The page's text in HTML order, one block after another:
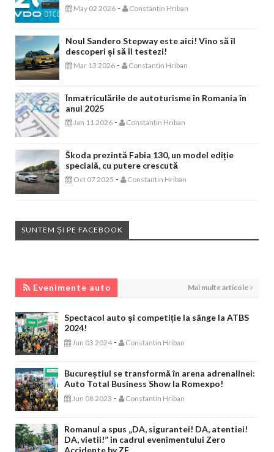
May 02 2026 - Constantin Hriban
Noul Sandero Stepway este aici! Vino să îl
descoperi și să îl testezi!
Mar 13 2026 - Constantin Hriban
Înmatriculările de autoturisme în Romania în
anul 2025
Jan 11 2026 - Constantin Hriban
Škoda prezintă Fabia 130, un model ediție
specială, cu putere crescută
Oct 07 2025 - Constantin Hriban
SUNTEM ȘI PE FACEBOOK
Evenimente auto Mai multe articole
Spectacol auto și competiție la sânge la ATBS
2024!
Jun 03 2024 - Constantin Hriban
Bucureștiul se transformă în arena adrenalinei:
Auto Total Business Show la Romexpo!
Jun 08 2023 - Constantin Hriban
Romanul a spus „DA, sigurantei! DA, atentiei!
DA, vietii!” in cadrul evenimentului Zero
Accidente by ZF